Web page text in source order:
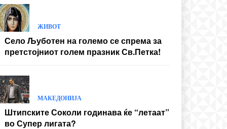
ЖИВОТ
Село Љуботен на големо се спрема за
претстојниот голем празник Св.Петка!
МАКЕДОНИЈА
Штипските Соколи годинава ќе “летаат”
во Супер лигата?